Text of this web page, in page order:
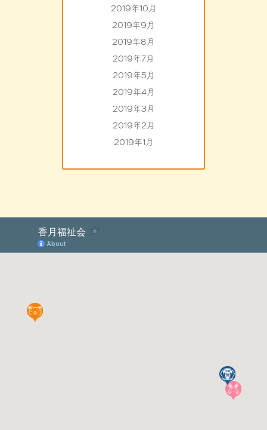
2019年10月
2019年9月
2019年8月
2019年7月
2019年5月
2019年4月
2019年3月
2019年2月
2019年1月